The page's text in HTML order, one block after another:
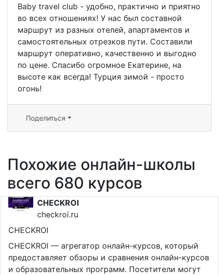
Baby travel club - удобно, практично и приятно
во всех отношениях! У нас был составной
маршрут из разных отелей, апартаментов и
самостоятельных отрезков пути. Составили
маршрут оперативно, качественно и выгодно
по цене. Спасибо огромное Екатерине, на
высоте как всегда! Турция зимой - просто
огонь!
Поделиться
Похожие онлайн-школы
всего 680 курсов
CHECKROI
checkroi.ru
CHECKROI
CHECKROI — агрегатор онлайн-курсов, который
предоставляет обзоры и сравнения онлайн-курсов
и образовательных программ. Посетители могут